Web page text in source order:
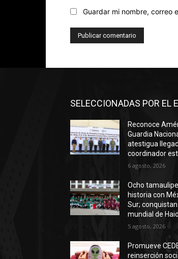
Guardar mi nombre, correo
SELECCIONADAS POR EL
Reconoce
Guardia
atestigua
coordinador
6 agosto, 2026
Ocho
historia con
Sur;
mundial de
5 agosto, 2026
Promueve
reinserción